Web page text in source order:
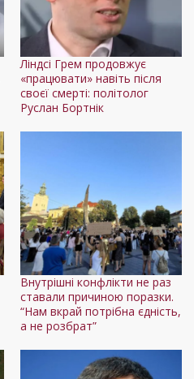
Ліндсі Грем продовжує
«працювати» навіть після
своєї смерті: політолог
Руслан Бортнік
Внутрішні конфлікти не раз
ставали причиною поразки.
“Нам вкрай потрібна єдність,
а не розбрат”